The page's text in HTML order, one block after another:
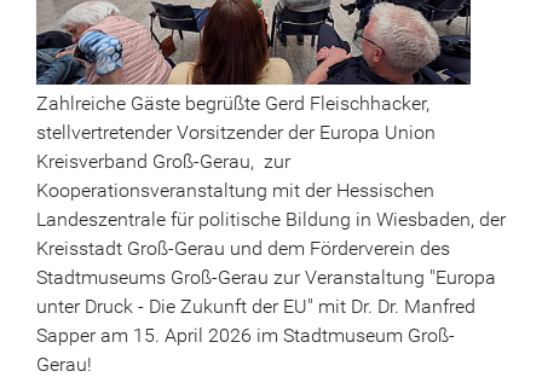
Zahlreiche Gäste begrüßte Gerd Fleischhacker,
stellvertretender Vorsitzender der Europa Union
Kreisverband Groß-Gerau, zur
Kooperationsveranstaltung mit der Hessischen
Landeszentrale für politische Bildung in Wiesbaden, der
Kreisstadt Groß-Gerau und dem Förderverein des
Stadtmuseums Groß-Gerau zur Veranstaltung "Europa
unter Druck - Die Zukunft der EU" mit Dr. Dr. Manfred
Sapper am 15. April 2026 im Stadtmuseum Groß-
Gerau!